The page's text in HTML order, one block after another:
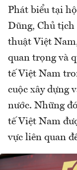
Phát biểu tại
Dũng, Chủ
thuật Việt
quan trọng và
tế Việt Nam
cuộc xây dựng
nước. Những
tế Việt Nam
vực liên quan